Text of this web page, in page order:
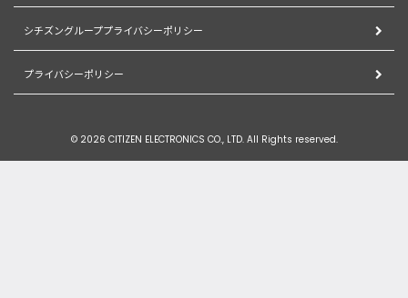
シチズングループプライバシーポリシー
プライバシーポリシー
© 2026 CITIZEN ELECTRONICS CO., LTD. All Rights reserved.